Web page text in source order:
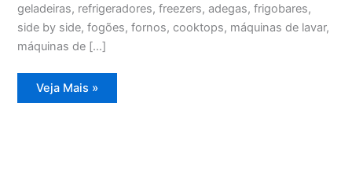
geladeiras, refrigeradores, freezers, adegas, frigobares,
side by side, fogões, fornos, cooktops, máquinas de lavar,
máquinas de […]
Assistência
Técnica
Veja Mais »